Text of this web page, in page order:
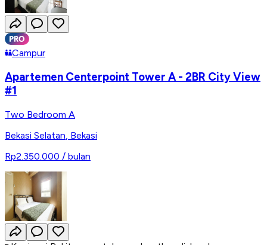
Campur
Apartemen Centerpoint Tower A - 2BR City View
#1
Two Bedroom A
Bekasi Selatan, Bekasi
Rp2.350.000 / bulan